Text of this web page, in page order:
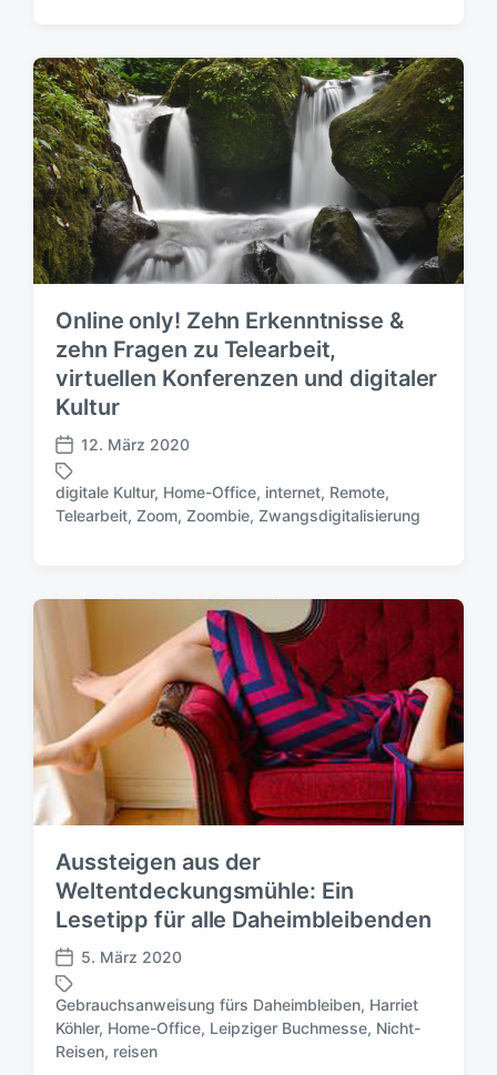
n
t
l
i
c
h
u
n
g
s
d
a
t
u
m
g
w
ö
r
t
e
r
Online only! Zehn Erkenntnisse &
zehn Fragen zu Telearbeit,
virtuellen Konferenzen und digitaler
Kultur
V
e
r
ö
e
h
u
n
s
d
a
t
u
m
12. März 2020
S
a
e
r
digitale Kultur, Home-Office, internet, Remote,
Telearbeit, Zoom, Zoombie, Zwangsdigitalisierung
Aussteigen aus der
Weltentdeckungsmühle: Ein
Lesetipp für alle Daheimbleibenden
V
e
r
ö
f
5. März 2020
S
c
Gebrauchsanweisung fürs Daheimbleiben, Harriet
Köhler, Home-Office, Leipziger Buchmesse, Nicht-
Reisen, reisen